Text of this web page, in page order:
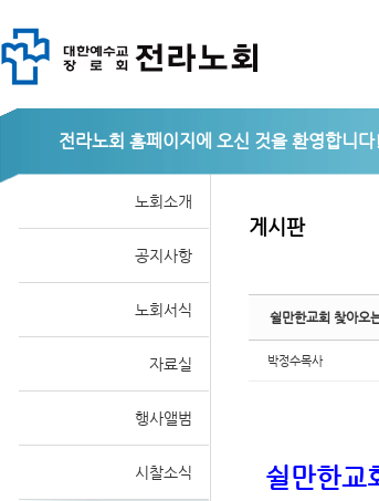
전라노회
노회소개
공지사항
노회서식
자료실
행사앨범
시찰소식
게시판
쉴만한교회 찾아오
박정수목사
쉴만한교
북5
북5